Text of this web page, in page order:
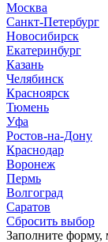
Москва
Санкт-Петербург
Новосибирск
Екатеринбург
Казань
Челябинск
Красноярск
Тюмень
Уфа
Ростов-на-Дону
Краснодар
Воронеж
Пермь
Волгоград
Саратов
Сбросить выбор
Заполните форму,